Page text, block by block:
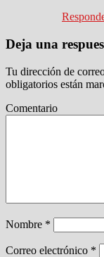
Deja una
Tu dirección de
obligatorios están
Comentario
Nombre *
Correo electrónico *